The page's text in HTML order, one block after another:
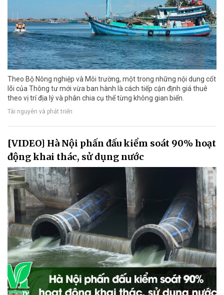
Theo Bộ Nông nghiệp và Môi trường, một trong những nội dung cốt
lõi của Thông tư mới vừa ban hành là cách tiếp cận định giá thuê
theo vị trí địa lý và phân chia cụ thể từng không gian biển.
Tài nguyên và phát triển
[VIDEO] Hà Nội phấn đấu kiểm soát 90% hoạt
động khai thác, sử dụng nước